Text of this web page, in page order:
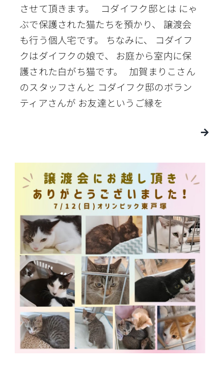
させて頂きます。 コダイフク邸とは にゃ
ぶで保護された猫たちを預かり、 譲渡会
も行う個人宅です。 ちなみに、 コダイフ
クはダイフクの娘で、 お庭から室内に保
護された白がち猫です。 加賀まりこさん
のスタッフさんと コダイフク邸のボラン
ティアさんが お友達というご縁を